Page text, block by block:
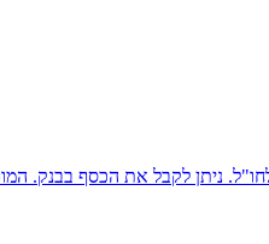
ניתן לקבל את הכסף בבנק.